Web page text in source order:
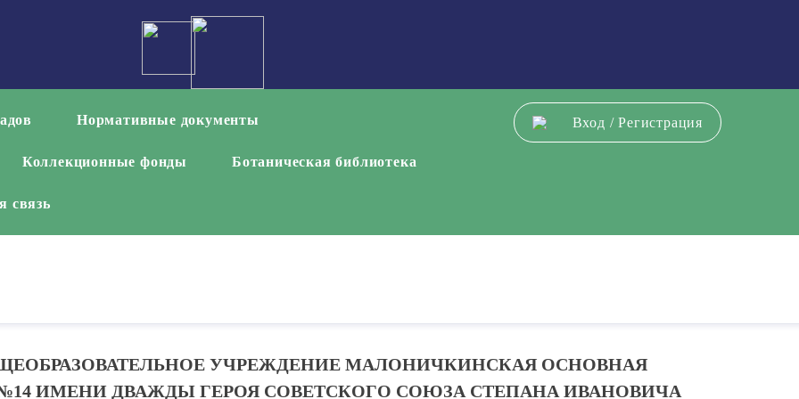
Нормативные документы
Коллекционные фонды Ботаническая библиотека
связь
Вход /Регистрация
УЧРЕЖДЕНИЕ МАЛОНИЧКИНСКАЯ ОСНОВНАЯ
ИМЕНИ ДВАЖДЫ ГЕРОЯ СОВЕТСКОГО СОЮЗА СТЕПАНА ИВАНОВИЧА